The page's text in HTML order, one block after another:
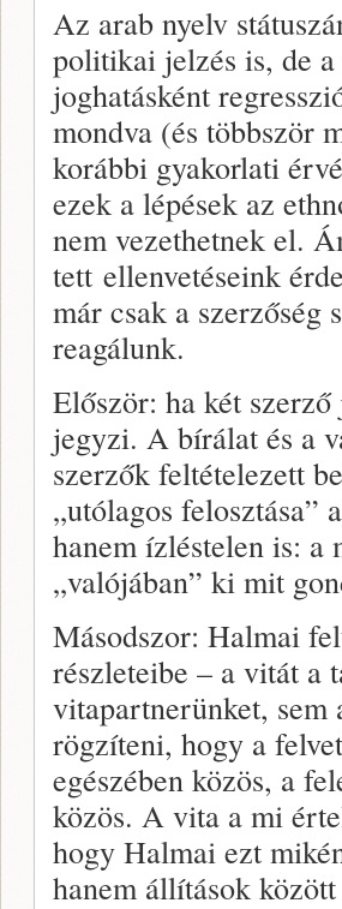
Az arab nyelv
politikai jelzés is, de
joghatásként
mondva (és többször
korábbi gyakorlati
ezek a lépések az
nem vezethetnek el.
tett ellenvetéseink
már csak a szerzőség
reagálunk.
Először: ha két szerző
jegyzi. A bírálat és a
szerzők feltételezett
„utólagos felosztása”
hanem ízléstelen is:
„valójában” ki mit
Másodszor: Halmai
részleteibe – a vitát a
vitapartnerünket, sem
rögzíteni, hogy a
egészében közös, a
közös. A vita a mi
hogy Halmai ezt
hanem állítások